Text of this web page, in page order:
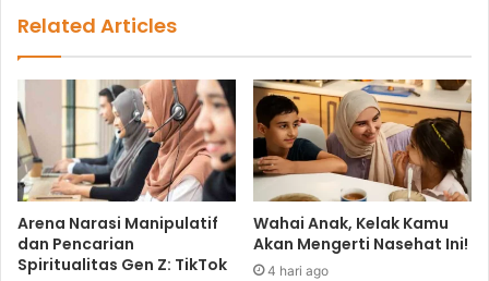
Related Articles
Arena Narasi Manipulatif
dan Pencarian
Spiritualitas Gen Z: TikTok
Wahai Anak, Kelak Kamu
Akan Mengerti Nasehat Ini!
4 hari ago